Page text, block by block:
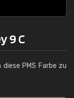
9 C
PMS Farbe zu